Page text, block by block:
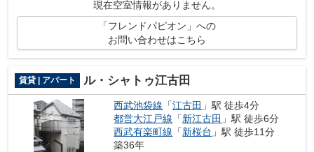
現在空室情報がありません。
「フレンドパピオン」への
お問い合わせはこちら
賃貸 | アパート ル・シャトゥ江古田
西武池袋線 「江古田 」駅 徒歩4分
都営大江戸線 「新江古田 」駅 徒歩6分
西武有楽町線 「新桜台 」駅 徒歩11分
築36年